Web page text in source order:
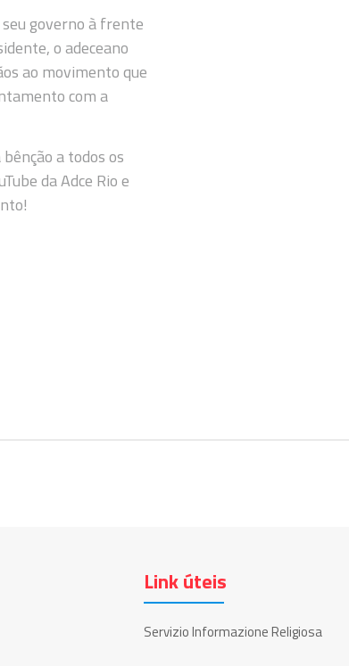
seu governo à frente
o adeceano
ao movimento que
com a
a todos os
da Adce Rio e
Link úteis
Servizio Informazione Religiosa